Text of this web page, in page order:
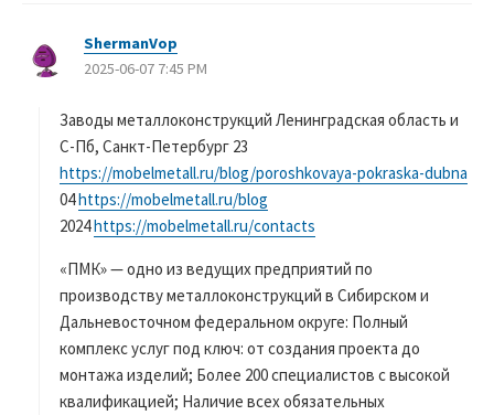
ShermanVop
り
2025-06-07 7:45 PM
Заводы металлоконструкций Ленинградская область и
С-Пб, Санкт-Петербург 23
https://mobelmetall.ru/blog/poroshkovaya-pokraska-dubna
04https://mobelmetall.ru/blog
2024https://mobelmetall.ru/contacts
«ПМК» — одно из ведущих предприятий по
производству металлоконструкций в Сибирском и
Дальневосточном федеральном округе: Полный
комплекс услуг под ключ: от создания проекта до
монтажа изделий; Более 200 специалистов с высокой
квалификацией; Наличие всех обязательных